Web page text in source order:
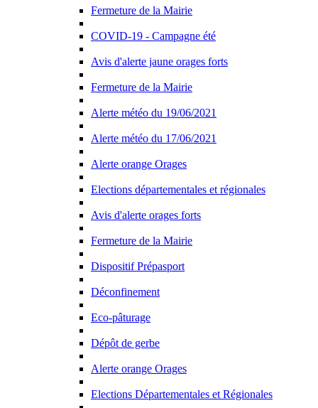
Fermeture de la Mairie
COVID-19 - Campagne été
Avis d'alerte jaune orages forts
Fermeture de la Mairie
Alerte météo du 19/06/2021
Alerte météo du 17/06/2021
Alerte orange Orages
Elections départementales et régionales
Avis d'alerte orages forts
Fermeture de la Mairie
Dispositif Prépasport
Déconfinement
Eco-pâturage
Dépôt de gerbe
Alerte orange Orages
Elections Départementales et Régionales